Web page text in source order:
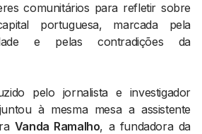
Pesquisar
comunitários para refletir sobre
portuguesa, marcada pela
e pelas contradições da
pelo jornalista e investigador
juntou à mesma mesa a assistente
Vanda Ramalho, a fundadora da